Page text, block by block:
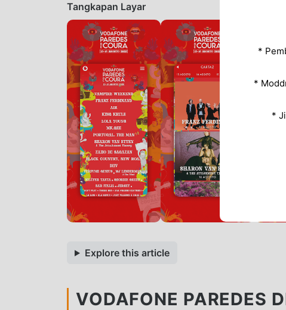
Tangkapan Layar
Explore this article
VODAFONE PAREDES
*
*
*